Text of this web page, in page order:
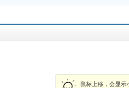
鼠标上移，会显示